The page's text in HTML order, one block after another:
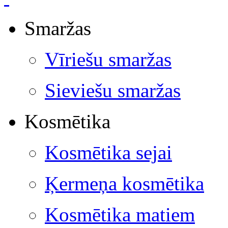
Smaržas
Vīriešu smaržas
Sieviešu smaržas
Kosmētika
Kosmētika sejai
Ķermeņa kosmētika
Kosmētika matiem